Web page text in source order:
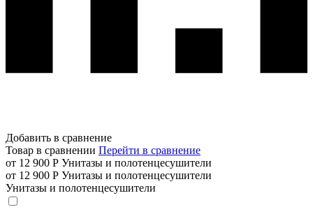
Добавить в сравнение
Товар в сравнении Перейти в сравнение
от 12 900 Р Унитазы и полотенцесушители
от 12 900 Р Унитазы и полотенцесушители
Унитазы и полотенцесушители